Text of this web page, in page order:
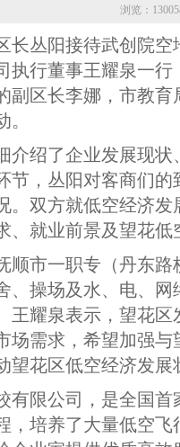
浏览：
长丛阳接待武创院
执行董事王耀泉一
副区长李娜，市教
介绍了企业发展现
节，丛阳对客商们
。双方就低空经济
、就业前景及望花
顺市一职专（丹东
、操场及水、电、
王耀泉表示，望花
场需求，希望加强
望花区低空经济发展
有限公司，是全国
，培养了大量低空